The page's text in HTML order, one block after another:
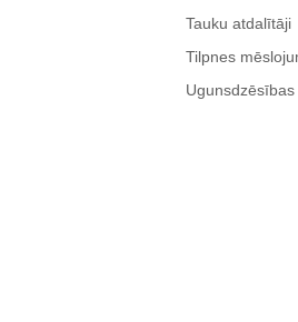
Tauku atdalītāji
Tilpnes